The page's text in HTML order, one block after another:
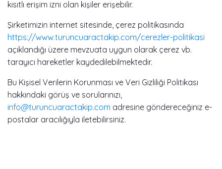
kısıtlı erişim izni olan kişiler erişebilir.
Şirketimizin internet sitesinde, çerez politikasında
https://www.turuncuaractakip.com/cerezler-politikasi
açıklandığı üzere mevzuata uygun olarak çerez vb.
tarayıcı hareketler kaydedilebilmektedir.
Bu Kişisel Verilerin Korunması ve Veri Gizliliği Politikası
hakkındaki görüş ve sorularınızı,
info@turuncuaractakip.com adresine göndereceğiniz e-
postalar aracılığıyla iletebilirsiniz.